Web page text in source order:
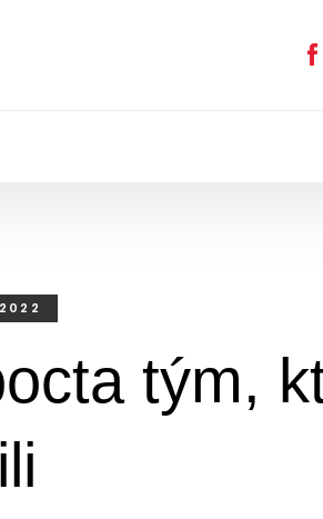
tým,